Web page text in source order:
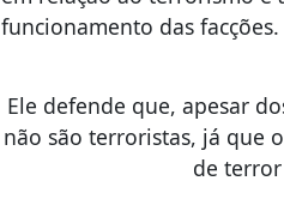
funcionamento das facções.
Ele defende que, apesar
não são terroristas, já que
de